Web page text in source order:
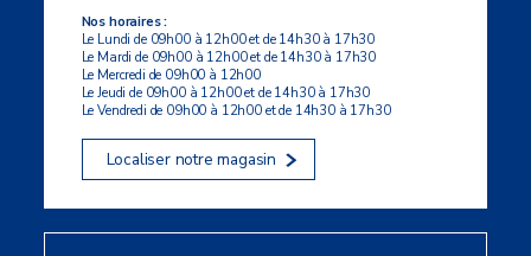
Nos horaires :
Le Lundi de 09h00 à 12h00 et de 14h30 à 17h30
Le Mardi de 09h00 à 12h00 et de 14h30 à 17h30
Le Mercredi de 09h00 à 12h00
Le Jeudi de 09h00 à 12h00 et de 14h30 à 17h30
Le Vendredi de 09h00 à 12h00 et de 14h30 à 17h30
Localiser notre magasin